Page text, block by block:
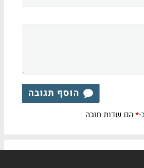
הוסף תגובה
*הם שדות חובה